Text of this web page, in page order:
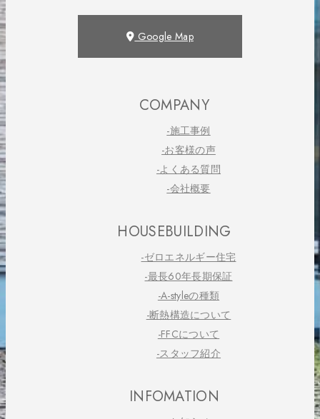
Google Map
COMPANY
-施工事例
-お客様の声
-よくある質問
-会社概要
HOUSEBUILDING
-ゼロエネルギー住宅
-最長60年長期保証
-A-styleの種類
-断熱構造について
-FFCについて
-スタッフ紹介
INFOMATION